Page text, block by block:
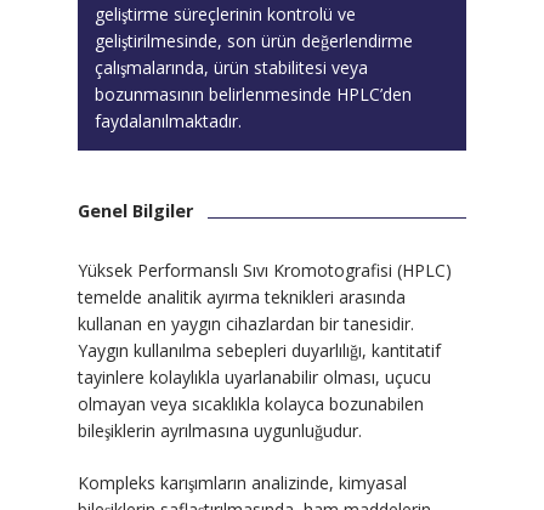
geliştirme süreçlerinin kontrolü ve
geliştirilmesinde, son ürün değerlendirme
çalışmalarında, ürün stabilitesi veya
bozunmasının belirlenmesinde HPLC’den
faydalanılmaktadır.
Genel Bilgiler
Yüksek Performanslı Sıvı Kromotografisi (HPLC)
temelde analitik ayırma teknikleri arasında
kullanan en yaygın cihazlardan bir tanesidir.
Yaygın kullanılma sebepleri duyarlılığı, kantitatif
tayinlere kolaylıkla uyarlanabilir olması, uçucu
olmayan veya sıcaklıkla kolayca bozunabilen
bileşiklerin ayrılmasına uygunluğudur.
Kompleks karışımların analizinde, kimyasal